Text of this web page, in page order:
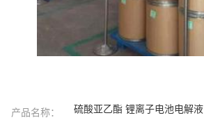
产品名称： 硫酸亚乙酯 锂离子电池电解液